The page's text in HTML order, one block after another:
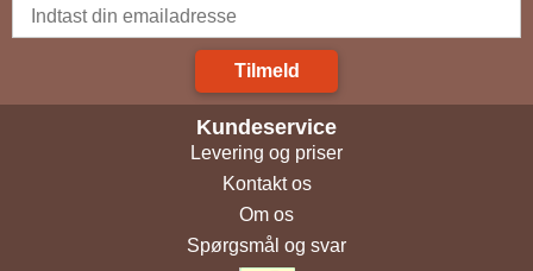
Tilmeld
Kundeservice
Levering og priser
Kontakt os
Om os
Spørgsmål og svar